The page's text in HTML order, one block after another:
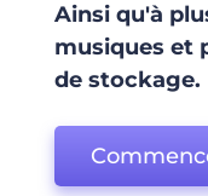
Ainsi qu'à
musiques et
de stockage.